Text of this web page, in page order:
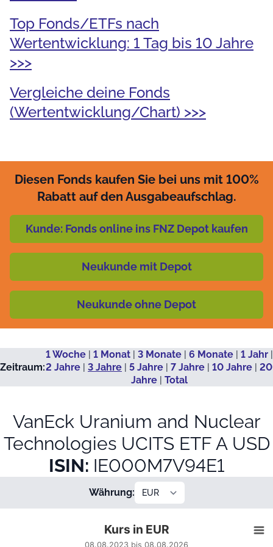
Top Fonds/ETFs nach
Wertentwicklung: 1 Tag bis 10 Jahre
>>>
Vergleiche deine Fonds
(Wertentwicklung/Chart) >>>
Diesen Fonds kaufen Sie bei uns mit 100%
Rabatt auf den Ausgabeaufschlag.
Kunde: Fonds online ins FNZ Depot kaufen
Neukunde mit Depot
Neukunde ohne Depot
Zeitraum:
1 Woche| 1 Monat| 3 Monate| 6 Monate| 1 Jahr|
2 Jahre | 3 Jahre | 5 Jahre | 7 Jahre | 10 Jahre | 20
Jahre| Total
VanEck Uranium and Nuclear
Technologies UCITS ETF A USD
ISIN: IE000M7V94E1
Währung:
Line chart with 704 data points.
Kurs in EUR
08.08.2023 bis 08.08.2026